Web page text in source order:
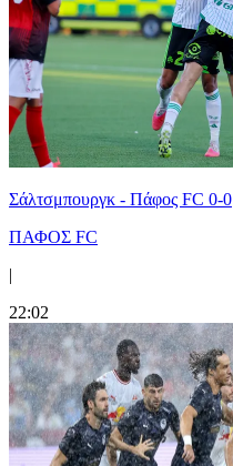
Σάλτσμπουργκ - Πάφος FC 0-0
ΠΑΦΟΣ FC
|
22:02